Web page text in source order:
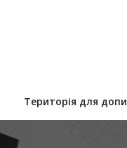
Територія для